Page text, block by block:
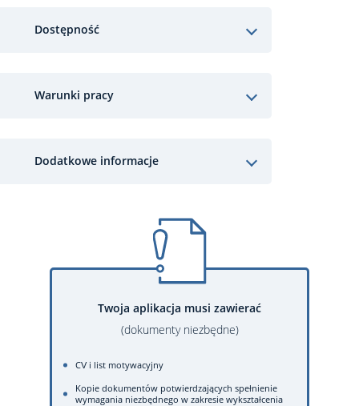
Dostępność
Warunki pracy
Dodatkowe informacje
Twoja aplikacja musi zawierać
(dokumenty niezbędne)
CV i list motywacyjny
Kopie dokumentów potwierdzających spełnienie
wymagania niezbędnego w zakresie wykształcenia